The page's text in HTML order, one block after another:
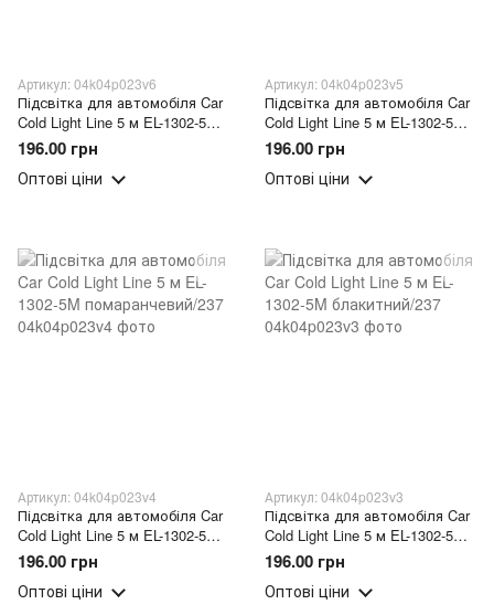
Артикул: 04k04p023v6
Підсвітка для автомобіля Car
Cold Light Line 5 м EL-1302-5M
фiолетовий/237
196.00 грн
Оптові ціни
Артикул: 04k04p023v5
Підсвітка для автомобіля Car
Cold Light Line 5 м EL-1302-5M
жовтий/237
196.00 грн
Оптові ціни
Артикул: 04k04p023v4
Підсвітка для автомобіля Car
Cold Light Line 5 м EL-1302-5M
помаранчевий/237
196.00 грн
Оптові ціни
Артикул: 04k04p023v3
Підсвітка для автомобіля Car
Cold Light Line 5 м EL-1302-5M
блакитний/237
196.00 грн
Оптові ціни